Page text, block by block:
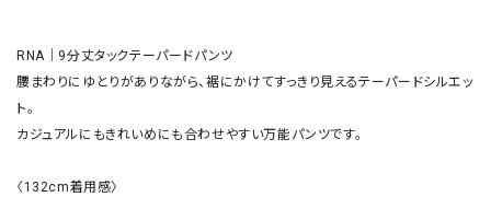
RNA｜9分丈タックテーパードパンツ
腰まわりにゆとりがありながら、裾にかけてすっきり見えるテーパードシルエッ
ト。
カジュアルにもきれいめにも合わせやすい万能パンツです。
〈132cm着用感〉